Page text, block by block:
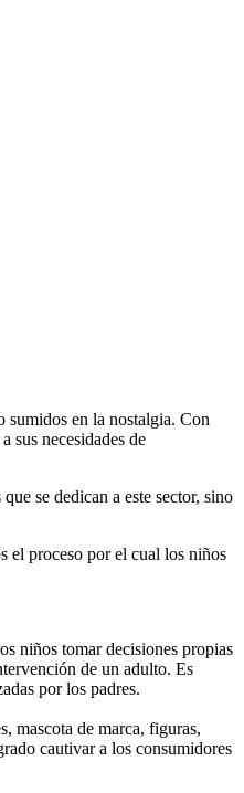
sumidos en la nostalgia. Con
sus necesidades de
se dedican a este sector, sino
el proceso por el cual los niños
niños tomar decisiones propias
de un adulto. Es
por los padres.
mascota de marca, figuras,
cautivar a los consumidores